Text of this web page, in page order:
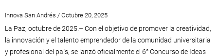
Innova San Andrés / Octubre 20, 2025
La Paz, octubre de 2025.– Con el objetivo de promover la creatividad,
la innovación y el talento emprendedor de la comunidad universitaria
y profesional del país, se lanzó oficialmente el 6° Concurso de Ideas